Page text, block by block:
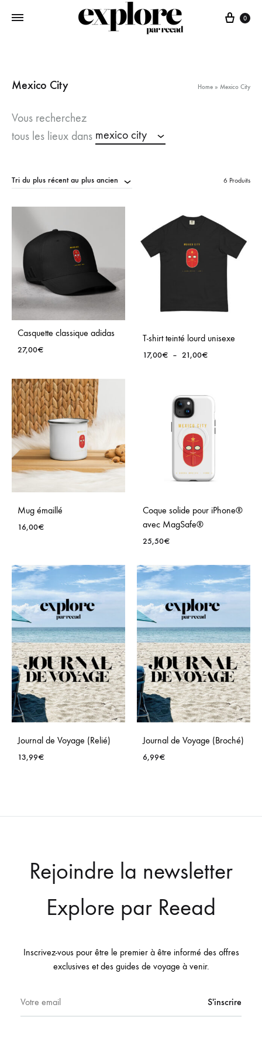
0
Mexico City Home » Mexico City
Vous recherchez
tous les lieux dans mexico city
Tri du plus récent au plus ancien 6 Produits
Casquette classique adidas
27,00€
T-shirt teinté lourd unisexe
17,00€ – 21,00€Plage
21,00€
Mug émaillé
16,00€
Coque solide pour iPhone®
avec MagSafe®
25,50€
Journal de Voyage (Relié)
13,99€
Journal de Voyage (Broché)
6,99€
Rejoindre la newsletter
Explore par Reead
Inscrivez-vous pour être le premier à être informé des offres
exclusives et des guides de voyage à venir.